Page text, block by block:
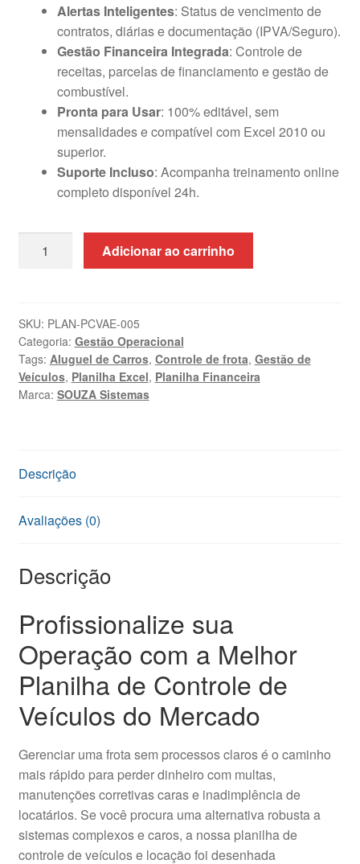
Alertas Inteligentes: Status de vencimento de
contratos, diárias e documentação (IPVA/Seguro).
Gestão Financeira Integrada: Controle de
receitas, parcelas de financiamento e gestão de
combustível.
Pronta para Usar: 100% editável, sem
mensalidades e compatível com Excel 2010 ou
superior.
Suporte Incluso: Acompanha treinamento online
completo disponível 24h.
Veículos
e
Aluguel
em
Excel
Adicionar ao carrinho
SKU: PLAN-PCVAE-005
Categoria: Gestão Operacional
Tags: Aluguel de Carros, Controle de frota, Gestão de
Veículos, Planilha Excel, Planilha Financeira
Marca: SOUZA Sistemas
Descrição
Avaliações (0)
Descrição
Profissionalize sua
Operação com a Melhor
Planilha de Controle de
Veículos do Mercado
Gerenciar uma frota sem processos claros é o caminho
mais rápido para perder dinheiro com multas,
manutenções corretivas caras e inadimplência de
locatários. Se você procura uma alternativa robusta a
sistemas complexos e caros, a nossa planilha de
controle de veículos e locação foi desenhada